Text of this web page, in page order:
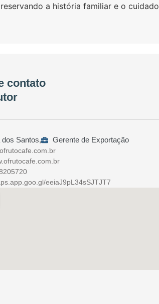
a história familiar e o cuidado
contato
dos Santos, Gerente de Exportação
eeiaJ9pL34sSJTJT7